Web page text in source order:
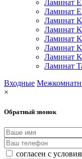
Ламинат
Ламинат
Ламинат
Ламинат
Ламинат
Ламинат
Ламинат
Ламинат
Входные
×
Обратный звонок
согласен с